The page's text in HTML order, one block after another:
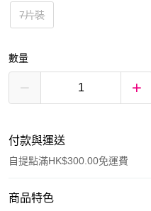
7片裝
數量
付款與運送
自提點滿HK$300.00免運費
付款方式
商品特色